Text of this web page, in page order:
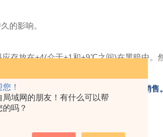
！
局域网的朋友！有什么可以帮
的吗？
的影响。
应存放在+4(介于+1和+9℃之间)在黑暗中。
理商，负责
标准品在国内的产品销售。
。
产品运输。